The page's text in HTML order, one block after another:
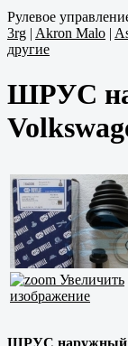
Рулевое
3rg | Akron Malo |
другие
ШРУС
Увеличить
изображение
ШРУС наружный